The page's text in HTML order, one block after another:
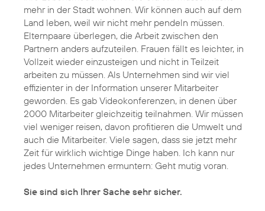
mehr in der Stadt wohnen. Wir können auch auf dem
Land leben, weil wir nicht mehr pendeln müssen.
Elternpaare überlegen, die Arbeit zwischen den
Partnern anders aufzuteilen. Frauen fällt es leichter, in
Vollzeit wieder einzusteigen und nicht in Teilzeit
arbeiten zu müssen. Als Unternehmen sind wir viel
effizienter in der Information unserer Mitarbeiter
geworden. Es gab Videokonferenzen, in denen über
2000 Mitarbeiter gleichzeitig teilnahmen. Wir müssen
viel weniger reisen, davon profitieren die Umwelt und
auch die Mitarbeiter. Viele sagen, dass sie jetzt mehr
Zeit für wirklich wichtige Dinge haben. Ich kann nur
jedes Unternehmen ermuntern: Geht mutig voran.
Sie sind sich Ihrer Sache sehr sicher.